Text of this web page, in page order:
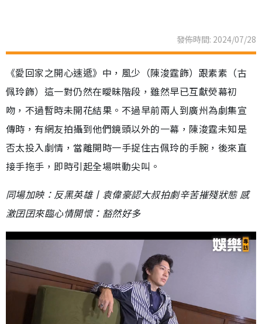
發佈時間: 2024/07/28
《愛回家之開心速遞》中，風少（陳浚霆飾）跟素素（古
佩玲飾）這一對仍然在曖昧階段，雖然早已互獻熒幕初
吻，不過暫時未開花結果。不過早前兩人到廣州為劇集宣
傳時，有網友拍攝到他們鏡頭以外的一幕，陳浚霆未知是
否太投入劇情，當離開時一手捉住古佩玲的手腕，後來直
接手拖手，即時引起全場哄動尖叫。
同場加映：反黑英雄丨袁偉豪認大叔拍劇辛苦摧殘狀態 感
激囝囝來臨心情開懷：豁然好多